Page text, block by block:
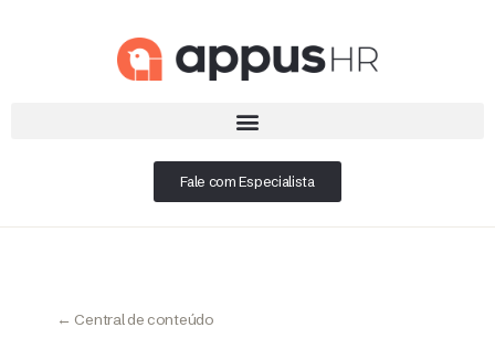
Fale com Especialista
← Central de conteúdo